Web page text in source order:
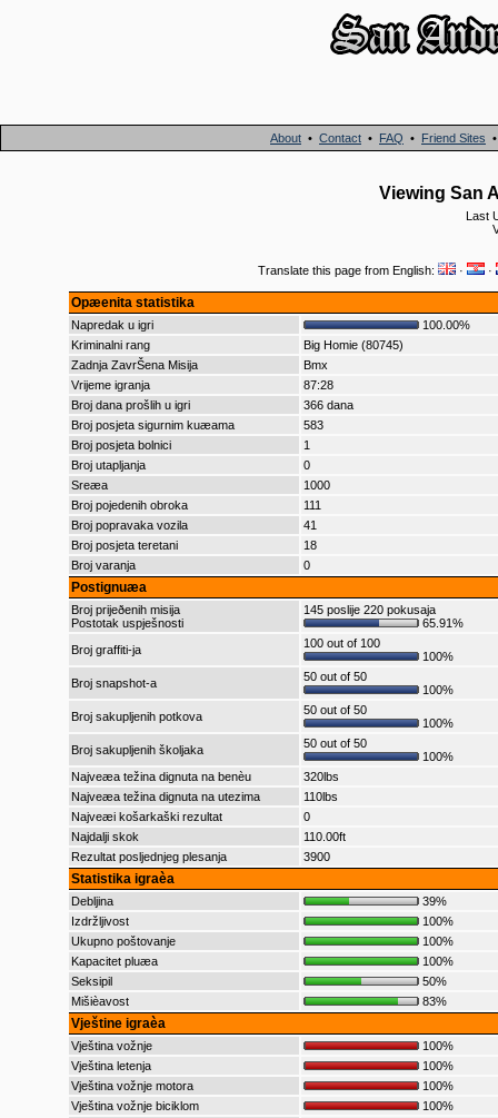
About • Contact • FAQ • Friend Sites
Viewing San
Last
Translate this page from English: · ·
Opæenita statistika
Napredak u igri
100.00%
Kriminalni rang
Big Homie (80745)
Zadnja ZavrŠena Misija
Bmx
Vrijeme igranja
87:28
Broj dana prošlih u igri
366 dana
Broj posjeta sigurnim kuæama
583
Broj posjeta bolnici
1
Broj utapljanja
0
Sreæa
1000
Broj pojedenih obroka
111
Broj popravaka vozila
41
Broj posjeta teretani
18
Broj varanja
0
Postignuæa
Broj prijeðenih misija
Postotak uspješnosti
145 poslije 220 pokusaja
65.91%
Broj graffiti-ja
100 out of 100
100%
Broj snapshot-a
50 out of 50
100%
Broj sakupljenih potkova
50 out of 50
100%
Broj sakupljenih školjaka
50 out of 50
100%
Najveæa težina dignuta na benèu
320lbs
Najveæa težina dignuta na utezima
110lbs
Najveæi košarkaški rezultat
0
Najdalji skok
110.00ft
Rezultat posljednjeg plesanja
3900
Statistika igraèa
Debljina
39%
Izdržljivost
100%
Ukupno poštovanje
100%
Kapacitet pluæa
100%
Seksipil
50%
Mišièavost
83%
Vještine igraèa
Vještina vožnje
100%
Vještina letenja
100%
Vještina vožnje motora
100%
Vještina vožnje biciklom
100%